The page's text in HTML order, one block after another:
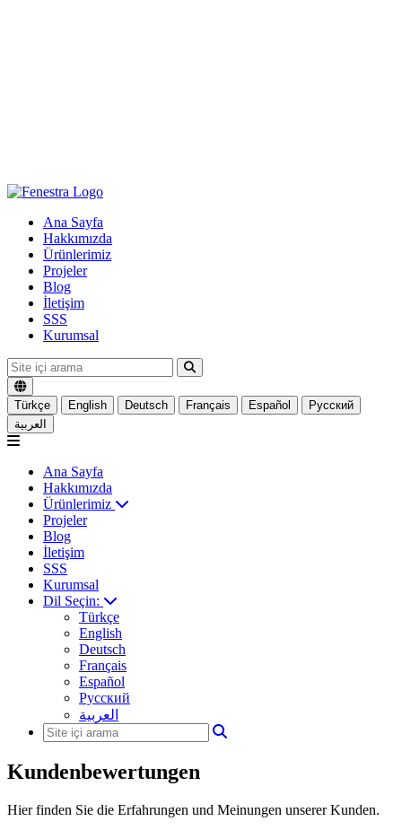
Ana Sayfa
Hakkımızda
Ürünlerimiz
Projeler
Blog
İletişim
SSS
Kurumsal
Türkçe English Deutsch Français Español
Русский
العربية
Ana Sayfa
Hakkımızda
Ürünlerimiz
Projeler
Blog
İletişim
SSS
Kurumsal
Dil Seçin:
Türkçe
English
Deutsch
Français
Español
Русский
العربية
Kundenbewertungen
Hier finden Sie die Erfahrungen und Meinungen unserer Kunden.